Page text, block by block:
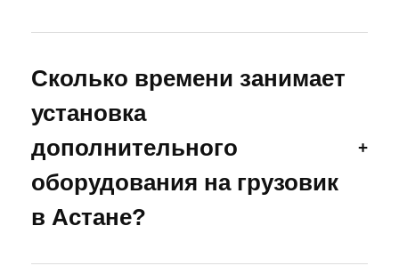
На грузовые автомобили можно установить
системы, системы GPS-мониторинга, камеры
мультимедийное оборудование, защитные
покрытия и другие решения, повышающие
комфорт, безопасность и эффективность
эксплуатации транспорта.
Сколько времени занимает
установка
дополнительного
оборудования на грузовик
в Астане?
+
Срок выполнения работ зависит от типа